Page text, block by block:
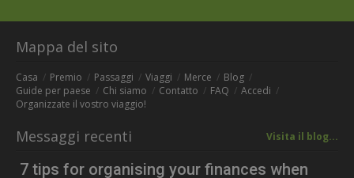
Mappa del sito
Casa Premio Passaggi Viaggi Merce
Blog
Guide per paese
Chi siamo Contatto FAQ
Accedi
Organizzate il vostro viaggio!
Messaggi recenti Visita il blog...
7 tips for organising your finances when